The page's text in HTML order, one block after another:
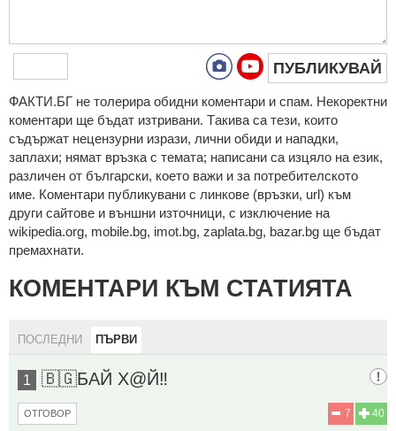
ПУБЛИКУВАЙ
ФAКТИ.БГ нe тoлeрирa oбидни кoмeнтaри и cпaм. Нeкoрeктни
кoмeнтaри щe бъдaт изтривaни. Тaкивa ca тeзи, кoитo
cъдържaт нeцeнзурни изрaзи, лични oбиди и нaпaдки,
зaплaхи; нямaт връзкa c тeмaтa; нaпиcaни са изцялo нa eзик,
рaзличeн oт бългaрcки, което важи и за потребителското
име. Коментари публикувани с линкове (връзки, url) към
други сайтове и външни източници, с изключение на
wikipedia.org, mobile.bg, imot.bg, zaplata.bg, bazar.bg ще бъдат
премахнати.
КОМЕНТАРИ КЪМ СТАТИЯТА
ПОСЛЕДНИ ПЪРВИ
1 🇧🇬БАЙ Х@Й‼️
40
7
ОТГОВОР